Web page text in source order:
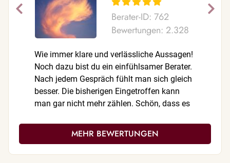
Berater-ID: 762
Bewertungen: 2.328
Wie immer klare und verlässliche Aussagen!
Noch dazu bist du ein einfühlsamer Berater.
Nach jedem Gespräch fühlt man sich gleich
besser. Die bisherigen Eingetroffen kann
man gar nicht mehr zählen. Schön, dass es
in
MEHR BEWERTUNGEN